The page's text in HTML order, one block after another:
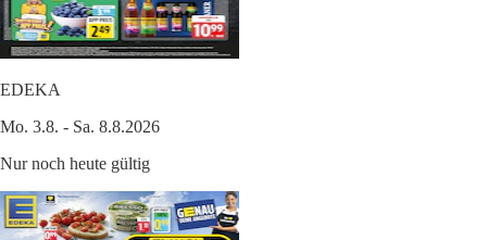
EDEKA
Mo. 3.8. - Sa. 8.8.2026
Nur noch heute gültig